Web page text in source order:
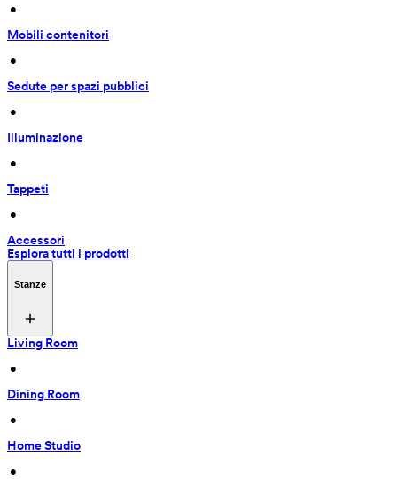
•
Mobili contenitori
•
Sedute per spazi pubblici
•
Illuminazione
•
Tappeti
•
Accessori
Esplora tutti i prodotti
Stanze
Living Room
•
Dining Room
•
Home Studio
•